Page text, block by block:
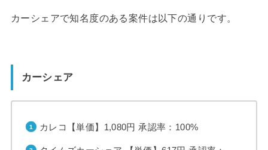
カーシェアで知名度のある案件は以下の通りです。
カーシェア
カレコ【単価】1,080円 承認率：100%